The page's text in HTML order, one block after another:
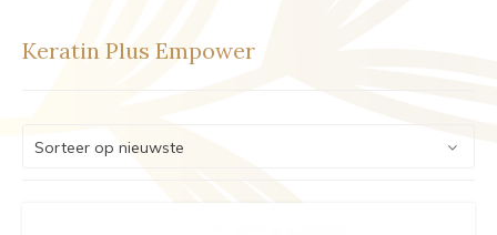
Keratin Plus Empower